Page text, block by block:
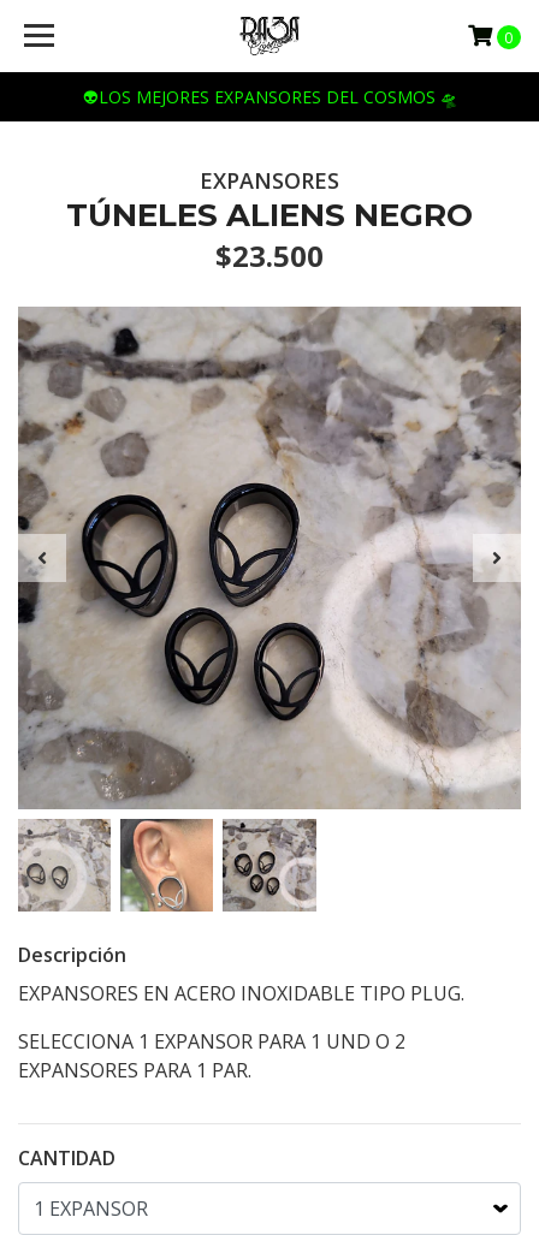
👽LOS MEJORES EXPANSORES DEL COSMOS 🛸
0
EXPANSORES
TÚNELES ALIENS NEGRO
$23.500
Descripción
EXPANSORES EN ACERO INOXIDABLE TIPO PLUG.
SELECCIONA 1 EXPANSOR PARA 1 UND O 2
EXPANSORES PARA 1 PAR.
CANTIDAD